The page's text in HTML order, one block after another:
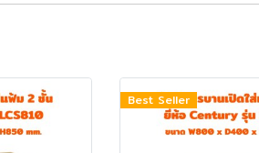
Best Seller